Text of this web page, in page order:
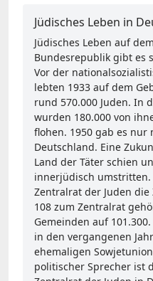
Jüdisches Leben in
Jüdisches Leben auf
Bundesrepublik gibt es
Vor der
lebten 1933 auf dem
rund 570.000 Juden. In
wurden 180.000 von
flohen. 1950 gab es nur
Deutschland. Eine
Land der Täter schien
innerjüdisch
Zentralrat der Juden
108 zum Zentralrat
Gemeinden auf
in den vergangenen
ehemaligen
politischer Sprecher ist